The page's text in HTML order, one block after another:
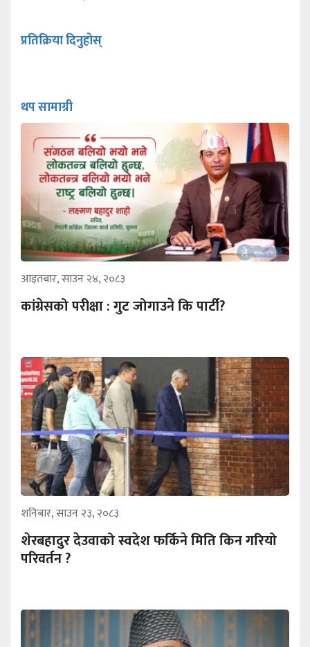
प्रतिक्रिया दिनुहोस्
थप सामाग्री
आइतबार, साउन २४, २०८३
कांग्रेसको परीक्षा : गुट जोगाउने कि पार्टी?
शनिबार, साउन २३, २०८३
शेरबहादुर देउवाको स्वदेश फर्किने मिति किन गरियो
परिवर्तन ?